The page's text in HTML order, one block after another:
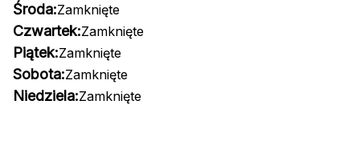
Środa:Zamknięte
Czwartek:Zamknięte
Piątek:Zamknięte
Sobota:Zamknięte
Niedziela:Zamknięte